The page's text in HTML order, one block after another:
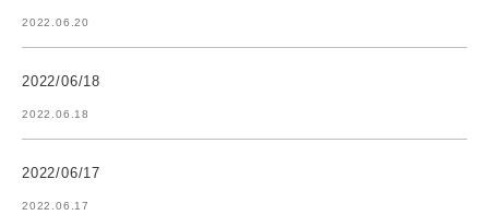
2022.06.20
2022/06/18
2022.06.18
2022/06/17
2022.06.17